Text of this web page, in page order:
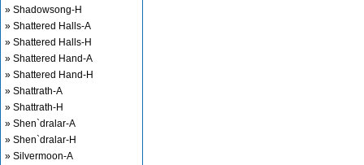
» Shadowsong-H
» Shattered Halls-A
» Shattered Halls-H
» Shattered Hand-A
» Shattered Hand-H
» Shattrath-A
» Shattrath-H
» Shen`dralar-A
» Shen`dralar-H
» Silvermoon-A